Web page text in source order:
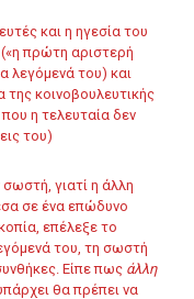
και η ηγεσία του
πρώτη αριστερή
λεγόμενά του) και
της κοινοβουλευτικής
η τελευταία δεν
του)
γιατί η άλλη
σε ένα επώδυνο
επέλεξε το
του, τη σωστή
Είπε πως άλλη
θα πρέπει να